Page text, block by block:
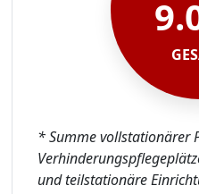
* Summe vollstationärer
und teilstationäre